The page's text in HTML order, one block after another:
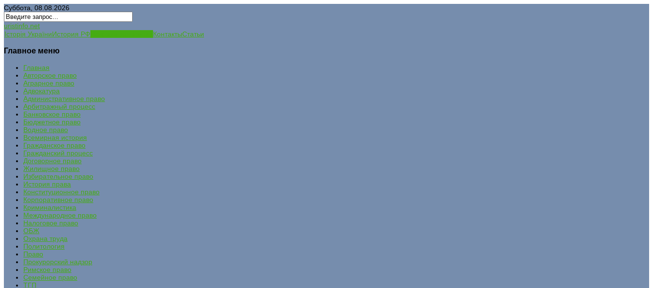
Суббота, 08.08.2026
uristinfo.net
Історія УкраїниИстория РФ КонтактыСтатьи
Главное меню
Главная
Авторское право
Аграрное право
Адвокатура
Административное право
Арбитражный процесс
Банковское право
Бюджетное право
Водное право
Всемирная история
Гражданское право
Гражданский процесс
Договорное право
Жилищное право
Избирательное право
История права
Конституционное право
Корпоративное право
Криминалистика
Международное право
Налоговое право
ОБЖ
Охрана труда
Политология
Право
Прокурорский надзор
Римское право
Семейное право
ТГП